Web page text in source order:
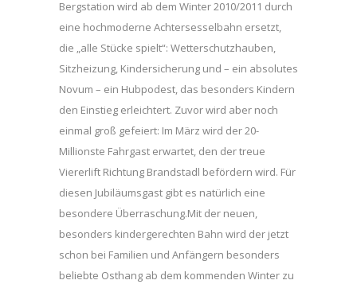
Bergstation wird ab dem Winter 2010/2011 durch
eine hochmoderne Achtersesselbahn ersetzt,
die „alle Stücke spielt“: Wetterschutzhauben,
Sitzheizung, Kindersicherung und – ein absolutes
Novum – ein Hubpodest, das besonders Kindern
den Einstieg erleichtert. Zuvor wird aber noch
einmal groß gefeiert: Im März wird der 20-
Millionste Fahrgast erwartet, den der treue
Viererlift Richtung Brandstadl befördern wird. Für
diesen Jubiläumsgast gibt es natürlich eine
besondere Überraschung.Mit der neuen,
besonders kindergerechten Bahn wird der jetzt
schon bei Familien und Anfängern besonders
beliebte Osthang ab dem kommenden Winter zu